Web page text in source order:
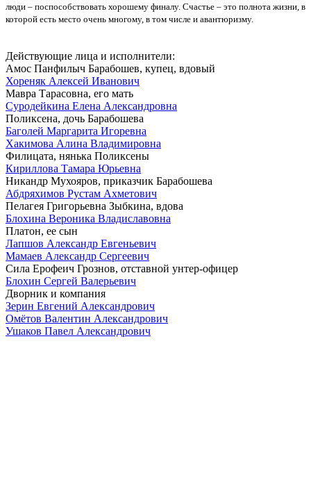
люди – поспособствовать хорошему финалу. Счастье – это полнота жизни, в
которой есть место очень многому, в том числе и авантюризму.
Действующие лица и исполнители:
Амос Панфилыч Барабошев, купец, вдовый
Хореняк Алексей Иванович
Мавра Тарасовна, его мать
Суродейкина Елена Александровна
Поликсена, дочь Барабошева
Баголей Маргарита Игоревна
Хакимова Алина Владимировна
Филицата, нянька Поликсены
Кириллова Тамара Юрьевна
Никандр Мухояров, приказчик Барабошева
Абдряхимов Рустам Ахметович
Пелагея Григорьевна Зыбкина, вдова
Блохина Вероника Владиславовна
Платон, ее сын
Лапшов Александр Евгеньевич
Мамаев Александр Сергеевич
Сила Ерофеич Грознов, отставной унтер-офицер
Блохин Сергей Валерьевич
Дворник и компания
Зерин Евгений Александрович
Омётов Валентин Александрович
Ушаков Павел Александрович